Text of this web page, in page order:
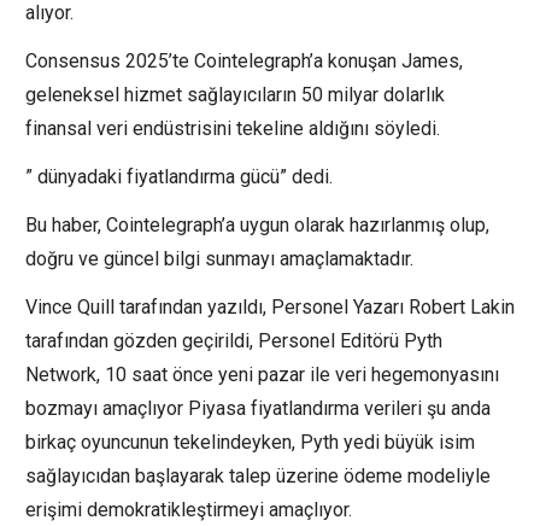
alıyor.
Consensus 2025’te Cointelegraph’a konuşan James,
geleneksel hizmet sağlayıcıların 50 milyar dolarlık
finansal veri endüstrisini tekeline aldığını söyledi.
” dünyadaki fiyatlandırma gücü” dedi.
Bu haber, Cointelegraph’a uygun olarak hazırlanmış olup,
doğru ve güncel bilgi sunmayı amaçlamaktadır.
Vince Quill tarafından yazıldı, Personel Yazarı Robert Lakin
tarafından gözden geçirildi, Personel Editörü Pyth
Network, 10 saat önce yeni pazar ile veri hegemonyasını
bozmayı amaçlıyor Piyasa fiyatlandırma verileri şu anda
birkaç oyuncunun tekelindeyken, Pyth yedi büyük isim
sağlayıcıdan başlayarak talep üzerine ödeme modeliyle
erişimi demokratikleştirmeyi amaçlıyor.